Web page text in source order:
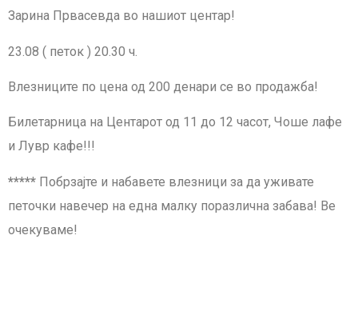
Зарина Првасевда во нашиот центар!
23.08 ( петок ) 20.30 ч.
Влезниците по цена од 200 денари се во продажба!
Билетарница на Центарот од 11 до 12 часот, Чоше лафе
и Лувр кафе!!!
***** Побрзајте и набавете влезници за да уживате
петочки навечер на една малку поразлична забава! Ве
очекуваме!